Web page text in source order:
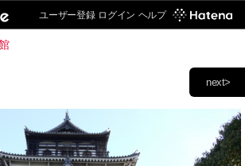
ユーザー登録 ログイン ヘルプ
next>